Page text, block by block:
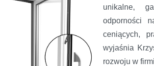
unikalne,
odporności
ceniących,
wyjaśnia
rozwoju w